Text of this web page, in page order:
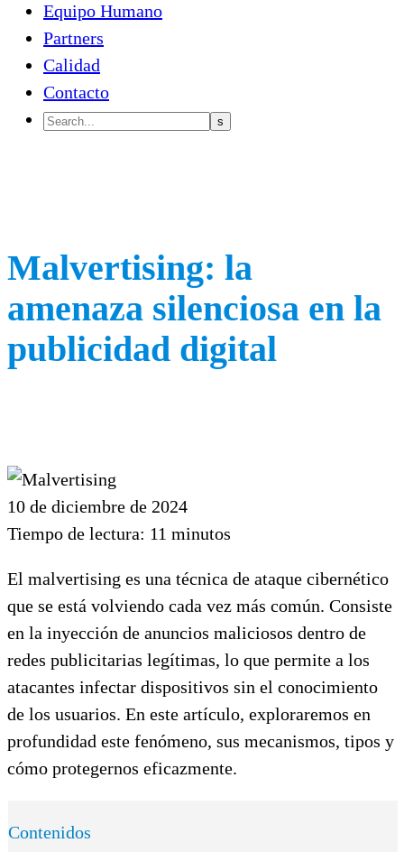
Equipo Humano
Partners
Calidad
Contacto
Malvertising: la
amenaza silenciosa en la
publicidad digital
10 de diciembre de 2024
Tiempo de lectura: 11 minutos
El malvertising es una técnica de ataque cibernético
que se está volviendo cada vez más común. Consiste
en la inyección de anuncios maliciosos dentro de
redes publicitarias legítimas, lo que permite a los
atacantes infectar dispositivos sin el conocimiento
de los usuarios. En este artículo, exploraremos en
profundidad este fenómeno, sus mecanismos, tipos y
cómo protegernos eficazmente.
Contenidos